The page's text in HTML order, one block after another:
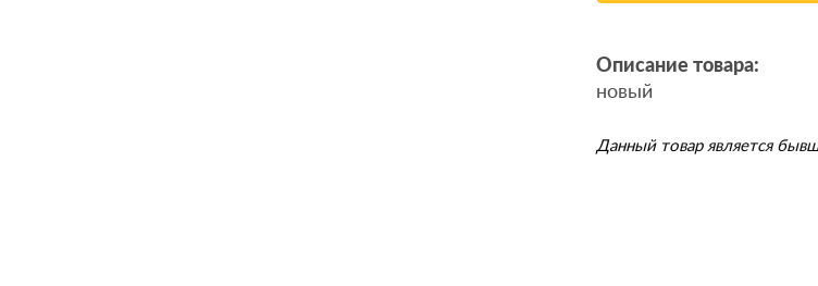
Описание товара:
новый
Данный товар является